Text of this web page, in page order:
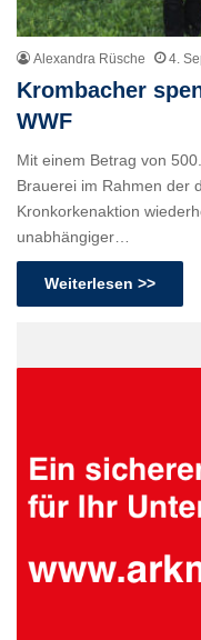
Alexandra Rüsche 4.
Krombacher
WWF
Mit einem Betrag von
Brauerei im Rahmen der
Kronkorkenaktion
unabhängiger…
Weiterlesen >>